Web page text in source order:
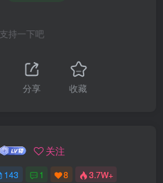
持一下吧
分享 收藏
关注
143 1 8 3.7W+